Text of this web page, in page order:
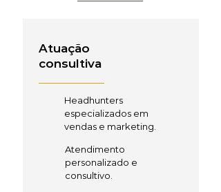
Atuação
consultiva
Headhunters
especializados em
vendas e marketing.
Atendimento
personalizado e
consultivo.